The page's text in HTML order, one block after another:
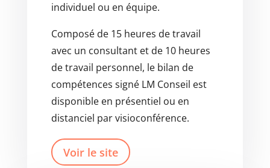
individuel ou en équipe.
Composé de 15 heures de travail
avec un consultant et de 10 heures
de travail personnel, le bilan de
compétences signé LM Conseil est
disponible en présentiel ou en
distanciel par visioconférence.
Voir le site